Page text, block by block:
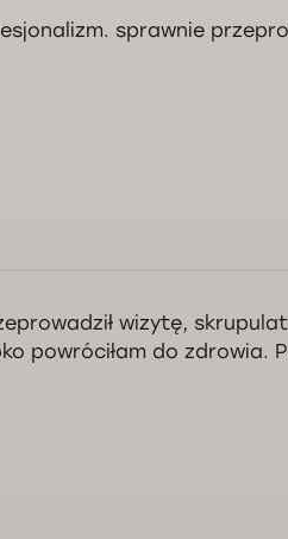
sprawnie
wizytę,
powróciłam do zdrowia.